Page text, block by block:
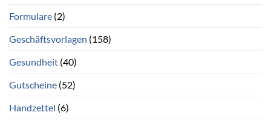
Formulare (2)
Geschäftsvorlagen (158)
Gesundheit (40)
Gutscheine (52)
Handzettel (6)